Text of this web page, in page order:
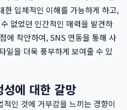
한 입체적인 이해를 가능하게 하고,
없었던 인간적인 매력을 발견하
에 착안하여, SNS 연동을 통해 사
일을 더욱 풍부하게 보여줄 수 있
에 대한 갈망
인 것에 거부감을 느끼는 경향이